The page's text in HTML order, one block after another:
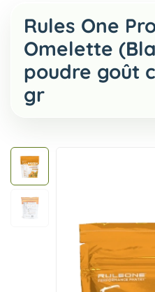
Rules One
Omelette
poudre goût
gr